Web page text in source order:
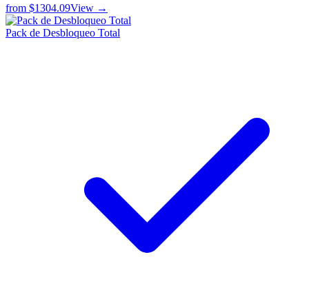
from $1304.09View →
Pack de Desbloqueo Total